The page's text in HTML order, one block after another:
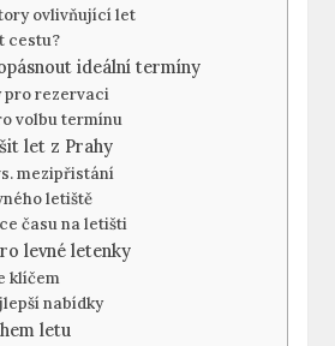
ovlivňující let
cestu?
ideální termíny
pro rezervaci
volbu termínu
let z Prahy
mezipřistání
letiště
času na letišti
levné letenky
klíčem
nabídky
letu